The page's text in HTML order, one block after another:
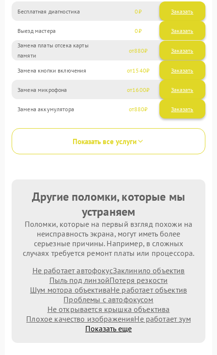
Бесплатная диагностика 0 Заказать
Выезд мастера 0 Заказать
Замена платы отсека карты
памяти
880
Замена кнопки включения 1540
Замена микрофона 1600
Замена аккумулятора 880
Показать все услуги
Другие поломки, которые мы
устраняем
Поломки, которые на первый взгляд похожи на
неисправность экрана, могут иметь более
серьезные причины. Например, в сложных
случаях требуется ремонт платы или процессора.
Не работает автофокусЗаклинило объектив
Пыль под линзойПотеря резкости
Шум мотора объективаНе работает объектив
Проблемы с автофокусом
Не открывается крышка объектива
Плохое качество изображенияНе работает зум
Показать еще